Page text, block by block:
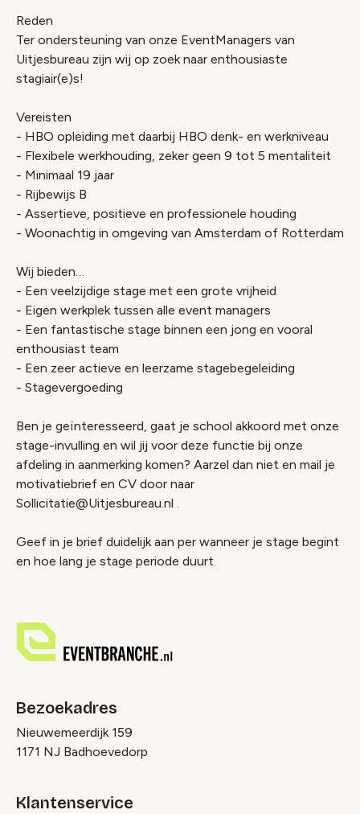
Reden
Ter ondersteuning van onze EventManagers van
Uitjesbureau zijn wij op zoek naar enthousiaste
stagiair(e)s!
Vereisten
- HBO opleiding met daarbij HBO denk- en werkniveau
- Flexibele werkhouding, zeker geen 9 tot 5 mentaliteit
- Minimaal 19 jaar
- Rijbewijs B
- Assertieve, positieve en professionele houding
- Woonachtig in omgeving van Amsterdam of Rotterdam
Wij bieden…
- Een veelzijdige stage met een grote vrijheid
- Eigen werkplek tussen alle event managers
- Een fantastische stage binnen een jong en vooral
enthousiast team
- Een zeer actieve en leerzame stagebegeleiding
- Stagevergoeding
Ben je geïnteresseerd, gaat je school akkoord met onze
stage-invulling en wil jij voor deze functie bij onze
afdeling in aanmerking komen? Aarzel dan niet en mail je
motivatiebrief en CV door naar
Sollicitatie@Uitjesbureau.nl .
Geef in je brief duidelijk aan per wanneer je stage begint
en hoe lang je stage periode duurt.
Bezoekadres
Nieuwemeerdijk 159
1171 NJ Badhoevedorp
Klantenservice